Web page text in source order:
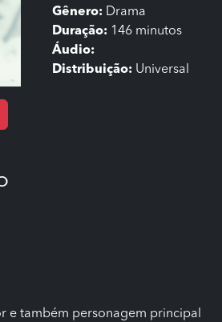
Gênero: Drama
Duração: 146 minutos
Áudio:
Distribuição: Universal
e também personagem principal